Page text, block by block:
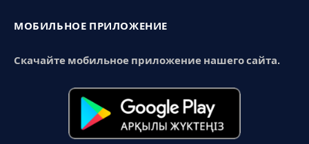
МОБИЛЬНОЕ ПРИЛОЖЕНИЕ
Скачайте мобильное приложение нашего сайта.